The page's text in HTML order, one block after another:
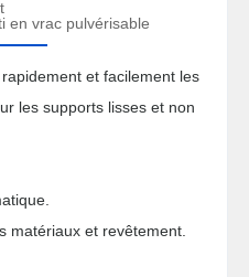
en vrac pulvérisable
rapidement et facilement les
les supports lisses et non
matériaux et revêtement.